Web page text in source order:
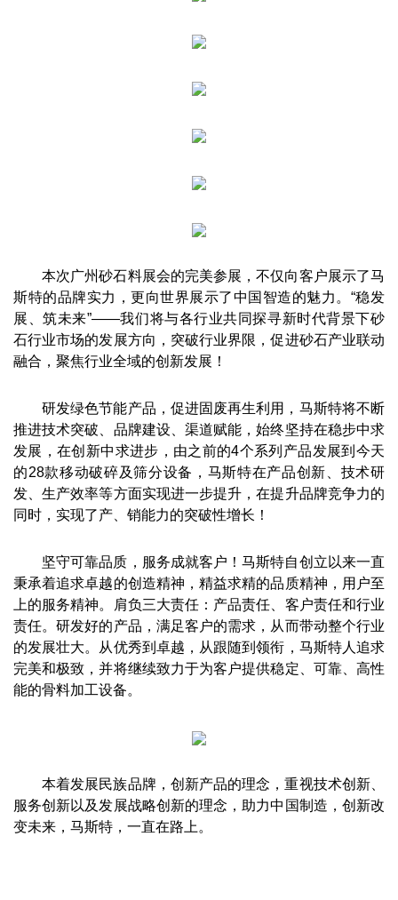
本次广州砂石料展会的完美参展，不仅向客户展示了马
斯特的品牌实力，更向世界展示了中国智造的魅力。“稳发
展、筑未来”——我们将与各行业共同探寻新时代背景下砂
石行业市场的发展方向，突破行业界限，促进砂石产业联动
融合，聚焦行业全域的创新发展！
研发绿色节能产品，促进固废再生利用，马斯特将不断
推进技术突破、品牌建设、渠道赋能，始终坚持在稳步中求
发展，在创新中求进步，由之前的4个系列产品发展到今天
的28款移动破碎及筛分设备，马斯特在产品创新、技术研
发、生产效率等方面实现进一步提升，在提升品牌竞争力的
同时，实现了产、销能力的突破性增长！
坚守可靠品质，服务成就客户！马斯特自创立以来一直
秉承着追求卓越的创造精神，精益求精的品质精神，用户至
上的服务精神。肩负三大责任：产品责任、客户责任和行业
责任。研发好的产品，满足客户的需求，从而带动整个行业
的发展壮大。从优秀到卓越，从跟随到领衔，马斯特人追求
完美和极致，并将继续致力于为客户提供稳定、可靠、高性
能的骨料加工设备。
本着发展民族品牌，创新产品的理念，重视技术创新、
服务创新以及发展战略创新的理念，助力中国制造，创新改
变未来，马斯特，一直在路上。